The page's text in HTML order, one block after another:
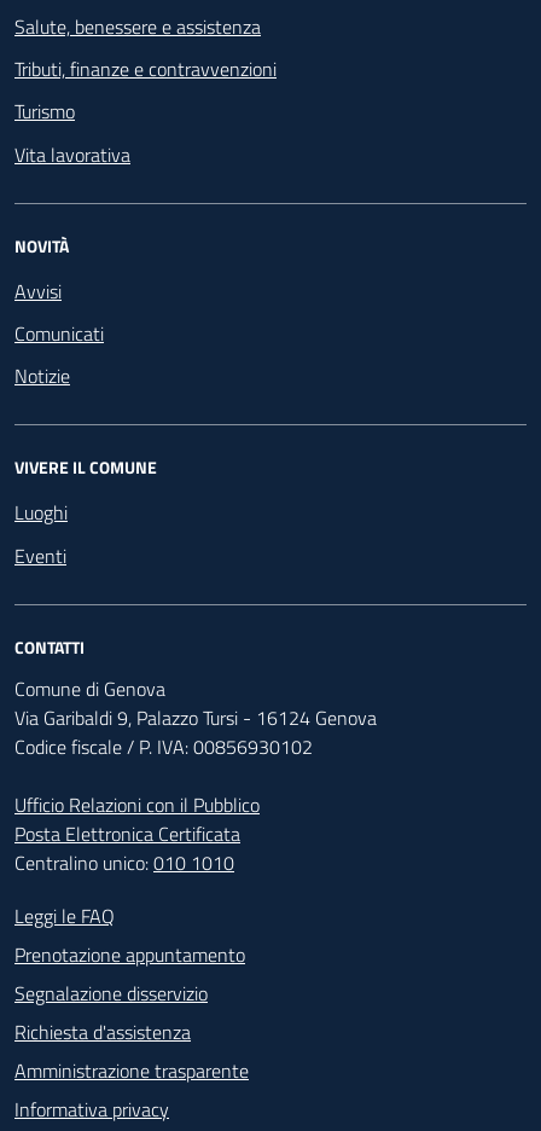
Salute, benessere e assistenza
Tributi, finanze e contravvenzioni
Turismo
Vita lavorativa
NOVITÀ
Avvisi
Comunicati
Notizie
VIVERE IL COMUNE
Luoghi
Eventi
CONTATTI
Comune di Genova
Via Garibaldi 9, Palazzo Tursi - 16124 Genova
Codice fiscale / P. IVA: 00856930102
Ufficio Relazioni con il Pubblico
Posta Elettronica Certificata
Centralino unico:010 1010
Footer - Contatti
Leggi le FAQ
Prenotazione appuntamento
Segnalazione disservizio
Richiesta d'assistenza
Amministrazione trasparente
Informativa privacy